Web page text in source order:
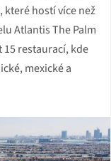
, které hostí více než
Atlantis The Palm
15 restaurací, kde
mexické a